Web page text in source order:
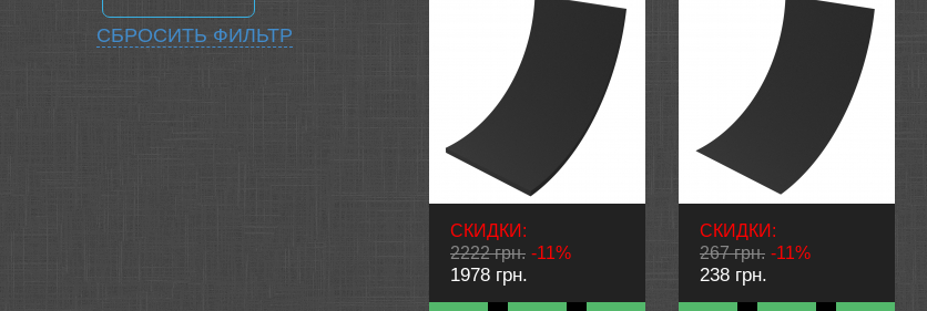
СБРОСИТЬ ФИЛЬТР
СКИДКИ:
2222 грн. -11%
1978 грн.
СКИДКИ:
267 грн. -11%
238 грн.